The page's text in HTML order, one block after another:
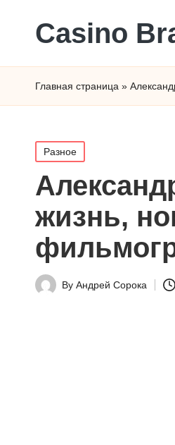
Сasino
Главная страница »
Posted
in
Разное
жизнь,
PostedBy Андрей Сорока